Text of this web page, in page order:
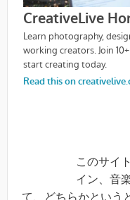
このサイ
イン、音
て、どちらかという